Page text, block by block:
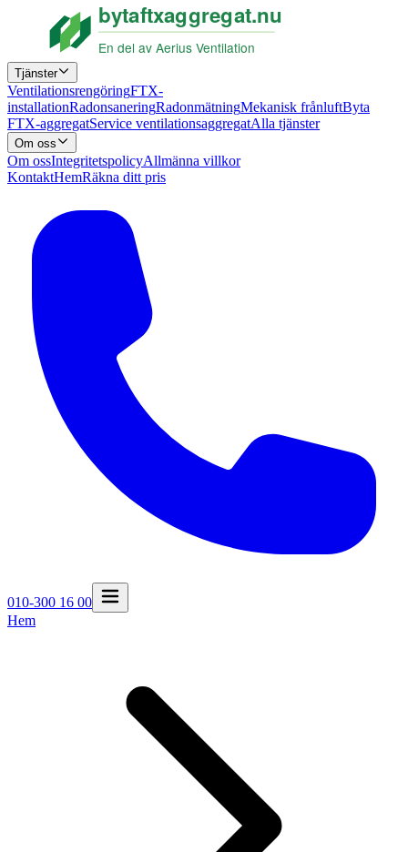
Tjänster
VentilationsrengöringFTX-
installationRadonsaneringRadonmätningMekanisk frånluftByta
FTX-aggregatService ventilationsaggregatAlla tjänster
Om oss
Om ossIntegritetspolicyAllmänna villkor
KontaktHemRäkna ditt pris
010-300 16 00
Hem